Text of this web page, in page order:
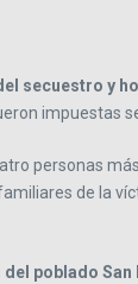
secuestro y
impuestas
personas
de la
poblado